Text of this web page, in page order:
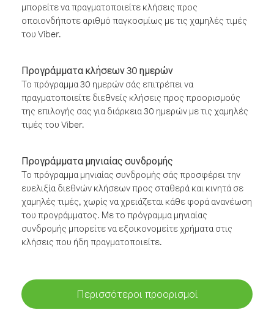
μπορείτε να πραγματοποιείτε κλήσεις προς
οποιονδήποτε αριθμό παγκοσμίως με τις χαμηλές τιμές
του Viber.
Προγράμματα κλήσεων 30 ημερών
Το πρόγραμμα 30 ημερών σάς επιτρέπει να
πραγματοποιείτε διεθνείς κλήσεις προς προορισμούς
της επιλογής σας για διάρκεια 30 ημερών με τις χαμηλές
τιμές του Viber.
Προγράμματα μηνιαίας συνδρομής
Το πρόγραμμα μηνιαίας συνδρομής σάς προσφέρει την
ευελιξία διεθνών κλήσεων προς σταθερά και κινητά σε
χαμηλές τιμές, χωρίς να χρειάζεται κάθε φορά ανανέωση
του προγράμματος. Με το πρόγραμμα μηνιαίας
συνδρομής μπορείτε να εξοικονομείτε χρήματα στις
κλήσεις που ήδη πραγματοποιείτε.
Περισσότεροι προορισμοί